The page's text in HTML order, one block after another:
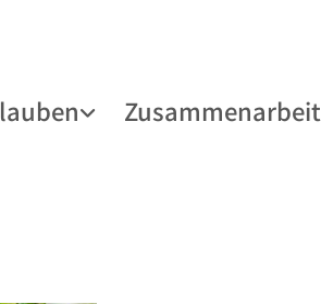
Zusammenarbeit